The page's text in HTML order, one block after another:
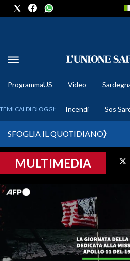
METEO
CRONACA SARDEGNA
PROVINCIA DI CAGLIARI
SULCIS IGLESIENTE
MEDIO CAMPIDANO
ORISTANO E PROVINCIA
SASSARI E PROVINCIA
ProgrammaUS Video
TEMI CALDI DI OGGI: Incendi Sos
SFOGLIA IL QUOTIDIANO
MULTIMEDIA